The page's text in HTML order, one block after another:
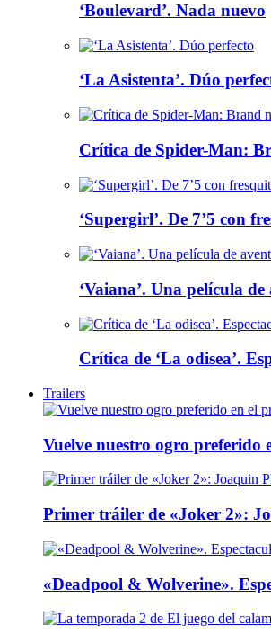
‘Boulevard’. Nada nuevo
‘La Asistenta’. Dúo
Crítica de Spider-Man:
‘Supergirl’. De 7’5 con
‘Vaiana’. Una película
Crítica de ‘La odisea’.
Trailers
Vuelve nuestro ogro preferido
Primer tráiler de «Joker 2»:
«Deadpool & Wolverine».